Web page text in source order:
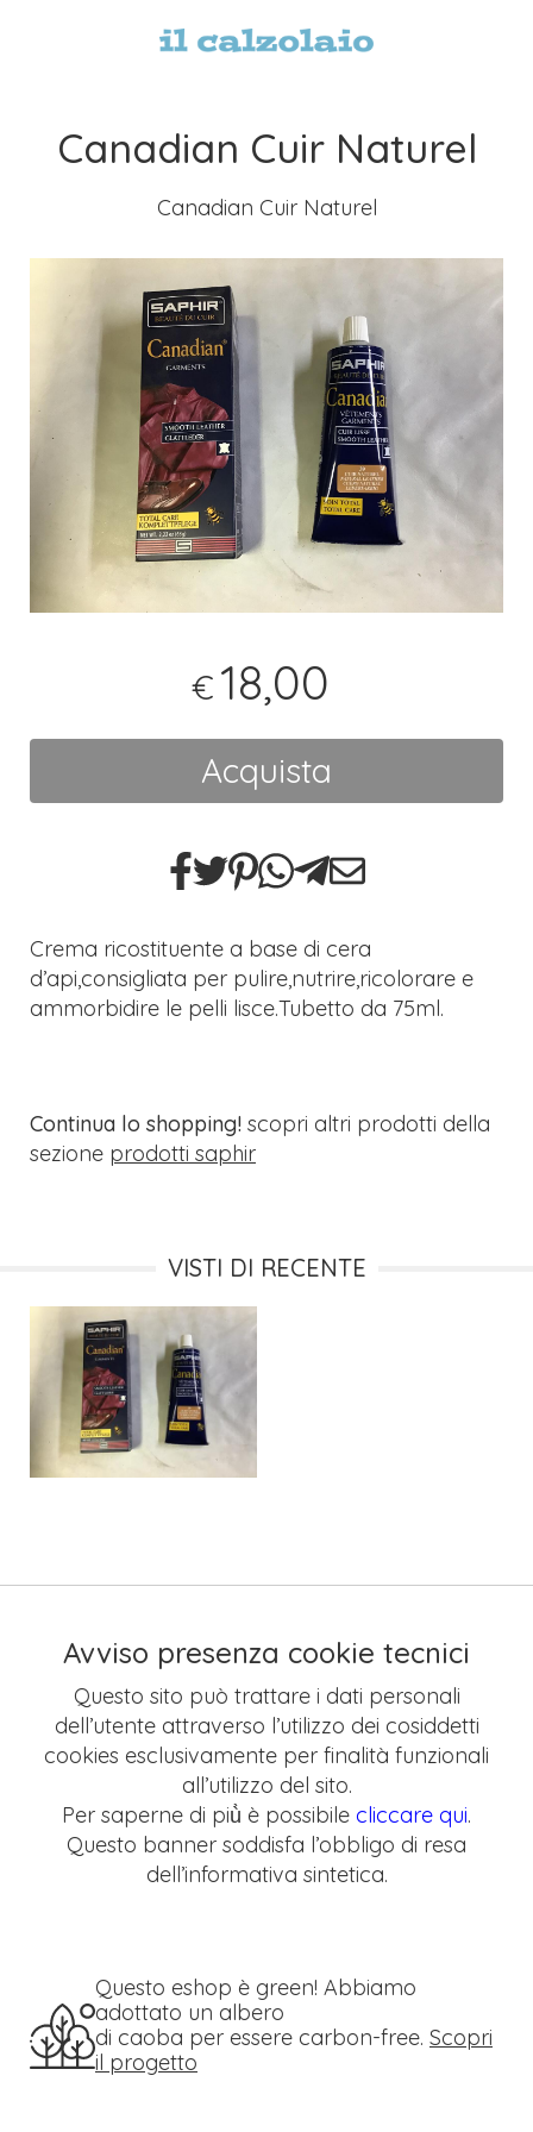
Canadian Cuir Naturel
Canadian Cuir Naturel
€ 18,00
Acquista
Crema ricostituente a base di cera
d’api,consigliata per pulire,nutrire,ricolorare e
ammorbidire le pelli lisce.Tubetto da 75ml.
Continua lo shopping! scopri altri prodotti della
sezione prodotti saphir
VISTI DI RECENTE
Avviso presenza cookie tecnici
Questo sito può trattare i dati personali
dell’utente attraverso l’utilizzo dei cosiddetti
cookies esclusivamente per finalità funzionali
all’utilizzo del sito.
Per saperne di più̀ è possibile cliccare qui.
Questo banner soddisfa l’obbligo di resa
dell’informativa sintetica.
Questo eshop è green! Abbiamo
adottato un albero
di caoba per essere carbon-free. Scopri
il progetto